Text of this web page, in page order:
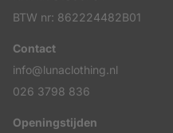
BTW nr: 862224482B01
Contact
info@lunaclothing.nl
026 3798 836
Openingstijden